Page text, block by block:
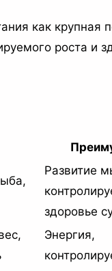
как крупная
роста и
Развитие
здоровье
Энергия,